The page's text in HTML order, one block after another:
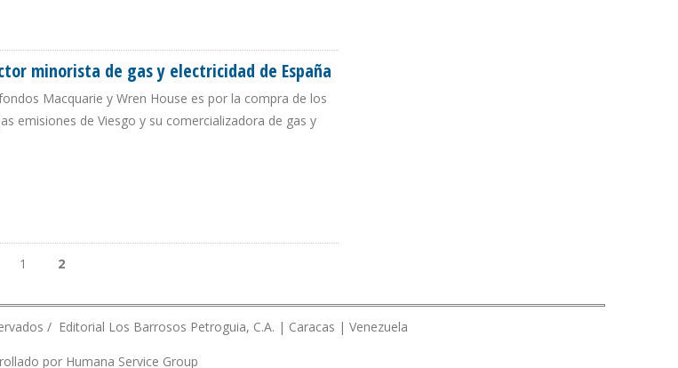
minorista de gas y electricidad de España
Macquarie y Wren House es por la compra de los
emisiones de Viesgo y su comercializadora de gas y
1 2
/ Editorial Los Barrosos Petroguia, C.A. | Caracas | Venezuela
por Humana Service Group